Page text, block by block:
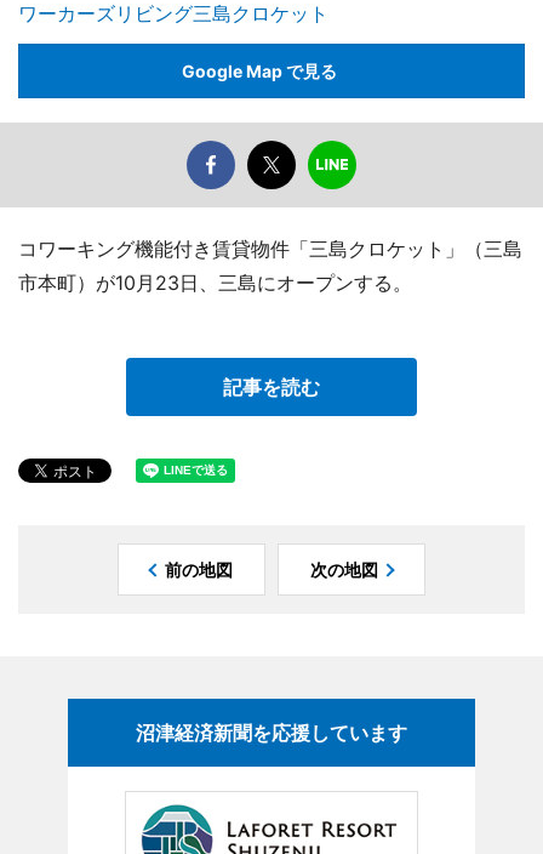
ワーカーズリビング三島クロケット
Google Map で見る
コワーキング機能付き賃貸物件「三島クロケット」（三島
市本町）が10月23日、三島にオープンする。
記事を読む
前の地図 次の地図
沼津経済新聞を応援しています